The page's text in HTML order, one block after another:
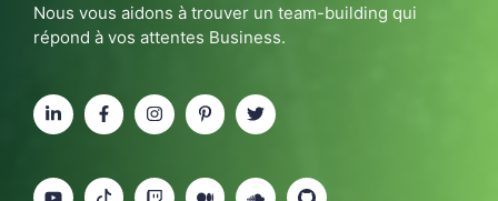
Nous vous aidons à trouver un team-building qui
répond à vos attentes Business.